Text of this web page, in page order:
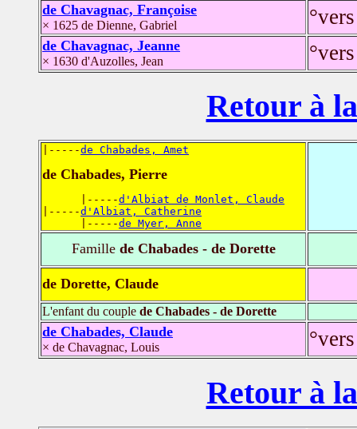
de Chavagnac, Françoise
× 1625 de Dienne, Gabriel
de Chavagnac, Jeanne
× 1630 d'Auzolles, Jean
Retour à
|-----de Chabades, Amet
de Chabades, Pierre
      |-----
d'Albiat de Monlet, Claude
|-----d'Albiat, Catherine
      |-----
de Myer, Anne
Famillede Chabades - de Dorette
de Dorette, Claude
L'enfant du couple de Chabades - de Dorette
de Chabades, Claude
× de Chavagnac, Louis
Retour à